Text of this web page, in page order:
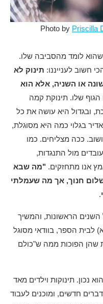
Priscilla
שהוא לומד מהסביבה שלו.
חשוב לענייננו: תינוק לא
או השניה, אלא הוא
שלו. תינוקת קמה
ובגדול היא עושה את כל
בגלוי כמה היא מסוגלת,
ככה מצליחים. כמו
מול התנגדות,
אנו מתחזקים. "מה שבא
חנוך, אך מה שעמלתי
.
הראשונות, והמשיך
לבית הספר, בוודאי מסוגל
שהן הפוכות ממה ש"כולם
נכון. תינוקות וילדים מאד
חדשים, ומוכנים לעבוד